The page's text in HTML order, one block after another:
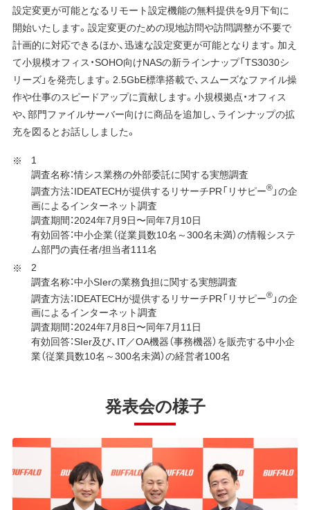
設定変更が可能となるリモート設定機能の無料提供を9月下旬に
開始いたします。設定変更のための現地訪問や訪問調整が不要で
計画的に対応できるほか、迅速な設定変更が可能となります。加え
て小規模オフィス・SOHO向けNASの新ラインナップ「TS3030シ
リーズ」を発売します。2.5GbE標準搭載で、スムーズなファイル操
作や仕事のスピードアップに貢献します。小規模拠点・オフィス
や、部門ファイルサーバー向けに商品を追加し、ラインナップの拡
充を図るとお話ししました。
1
調査名称：情シス業務の外部委託に関する実態調査
調査方法：IDEATECHが提供するリサーチPR「リサピー®︎」の企
画によるインターネット調査
調査期間：2024年7月9日〜同年7月10日
有効回答：中小企業（従業員数10名～300名未満）の情報システ
ム部門の責任者/担当者111名
2
調査名称：中小SIerの業務負担に関する実態調査
調査方法：IDEATECHが提供するリサーチPR「リサピー®︎」の企
画によるインターネット調査
調査期間：2024年7月8日〜同年7月11日
有効回答：SIer及び、IT／OA機器（事務機器）を販売する中小企
業（従業員数10名～300名未満）の経営者100名
発表会の様子